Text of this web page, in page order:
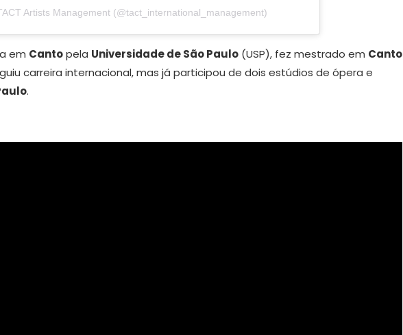
Artists Management (@tact_international_management)
em Cantopela Universidade de São Paulo (USP), fez mestrado em Canto
carreira internacional, mas já participou de dois estúdios de ópera e
.